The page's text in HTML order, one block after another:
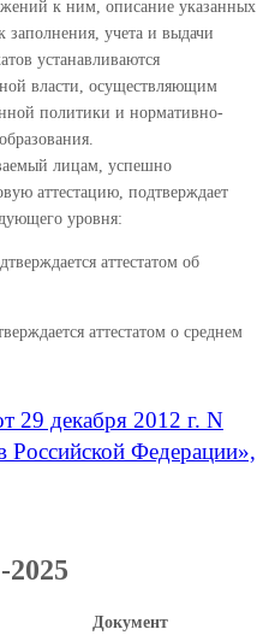
к ним, описание указанных
учета и выдачи
устанавливаются
власти, осуществляющим
политики и нормативно-
лицам, успешно
аттестацию, подтверждает
уровня:
аттестатом об
аттестатом о среднем
29 декабря 2012 г. N
Федерации»,
Документ